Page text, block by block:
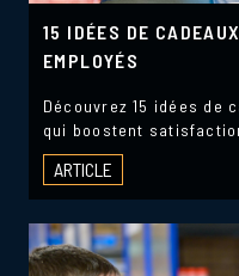
15 IDÉES DE
EMPLOYÉS
Découvrez 15 idées de
qui boostent
ARTICLE